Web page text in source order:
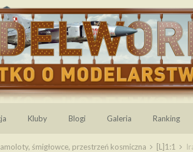
Kluby Blogi Galeria Ranking
śmigłowce, przestrzeń kosmiczna [L]1:1